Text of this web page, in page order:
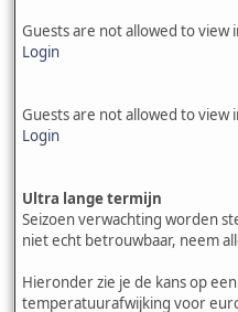
Guests are not allowed to view
Login
Guests are not allowed to view
Login
Ultra lange termijn
Seizoen verwachting worden
niet echt betrouwbaar, neem
Hieronder zie je de kans op
temperatuurafwijking voor